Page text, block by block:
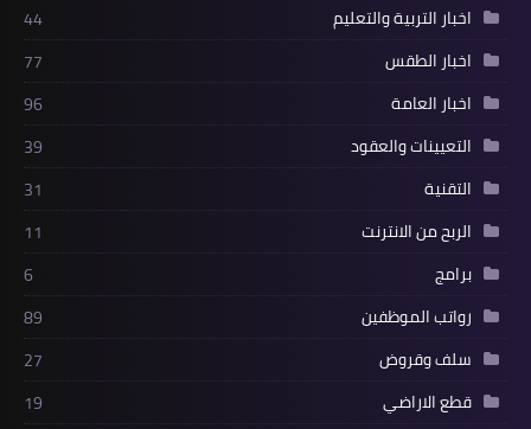
اخبار التربية والتعليم
44
اخبار الطقس
77
اخبار العامة
96
التعيينات والعقود
39
التقنية
31
الربح من الانترنت
11
برامج
6
رواتب الموظفين
89
سلف وقروض
27
قطع الاراضي
19